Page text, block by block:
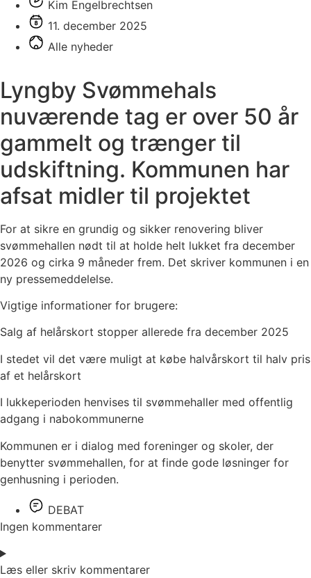
Kim Engelbrechtsen
11. december 2025
Alle nyheder
Lyngby Svømmehals
nuværende tag er over 50 år
gammelt og trænger til
udskiftning. Kommunen har
afsat midler til projektet
For at sikre en grundig og sikker renovering bliver
svømmehallen nødt til at holde helt lukket fra december
2026 og cirka 9 måneder frem. Det skriver kommunen i en
ny pressemeddelelse.
Vigtige informationer for brugere:
Salg af helårskort stopper allerede fra december 2025
I stedet vil det være muligt at købe halvårskort til halv pris
af et helårskort
I lukkeperioden henvises til svømmehaller med offentlig
adgang i nabokommunerne
Kommunen er i dialog med foreninger og skoler, der
benytter svømmehallen, for at finde gode løsninger for
genhusning i perioden.
DEBAT
Ingen kommentarer
Læs eller skriv kommentarer